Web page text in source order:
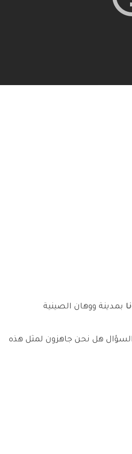
بمدينة ووهان الصينية
هل نحن جاهزون لمثل هذه